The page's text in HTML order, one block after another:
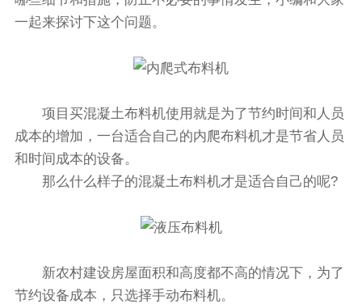
一起来探讨下这个问题。
项目买混凝土布料机使用就是为了节约时间和人员
成本的增加，一台适合自己的内爬布料机才是节省人员
和时间成本的设备。
那么什么样子的混凝土布料机才是适合自己的呢?
新农村建设房屋面积和高度都不高的情况下，为了
节约设备成本，只选择手动布料机。